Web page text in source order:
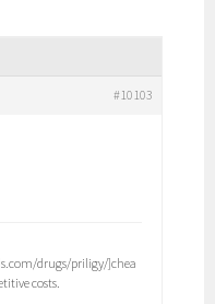
#10103
drugs/priligy/]chea
costs.